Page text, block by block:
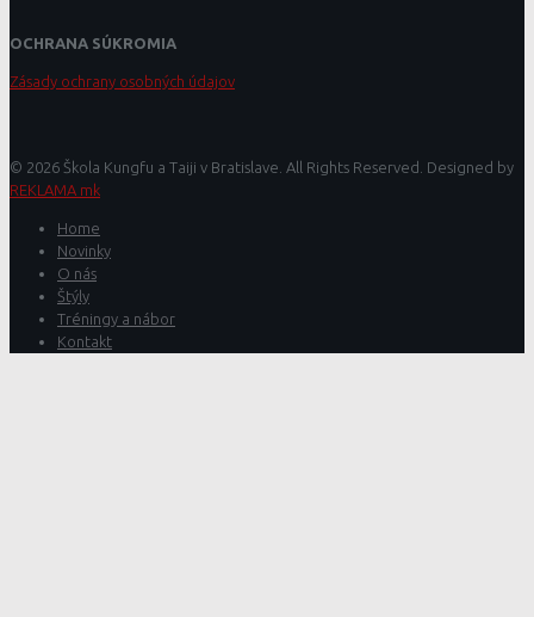
OCHRANA SÚKROMIA
Zásady ochrany osobných údajov
© 2026 Škola Kungfu a Taiji v Bratislave. All Rights Reserved. Designed by
REKLAMA mk
Home
Novinky
O nás
Štýly
Tréningy a nábor
Kontakt